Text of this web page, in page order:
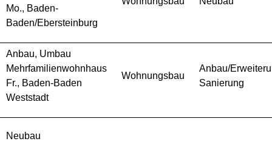
Mo., Baden-
Baden/Ebersteinburg
Anbau, Umbau
Mehrfamilienwohnhaus
Fr., Baden-Baden
Weststadt
Wohnungsbau
Anbau/
Sanierung
Neubau